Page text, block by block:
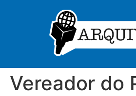
Vereador do